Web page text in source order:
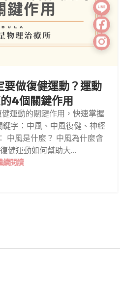
要做復健運動？運動
4個關鍵作用
運動的關鍵作用，快速掌握
字：中風、中風復健、神經
中風是什麼？ 中風為什麼會
健運動如何幫助大...
續閱讀